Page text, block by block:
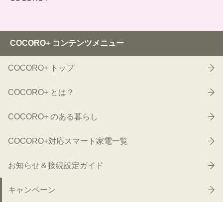
COCORO+ コンテンツメニュー
COCORO+ トップ
COCORO+ とは？
COCORO+ のある暮らし
COCORO+対応スマート家電一覧
お知らせ＆接続設定ガイド
キャンペーン